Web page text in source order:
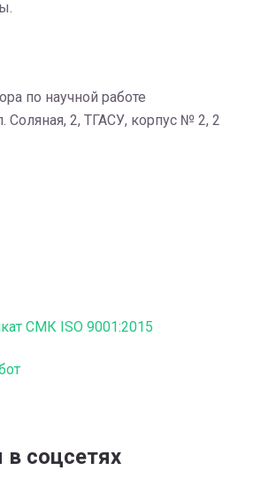
по научной работе
Соляная, 2, ТГАСУ, корпус № 2, 2
СМК ISO 9001:2015
соцсетях